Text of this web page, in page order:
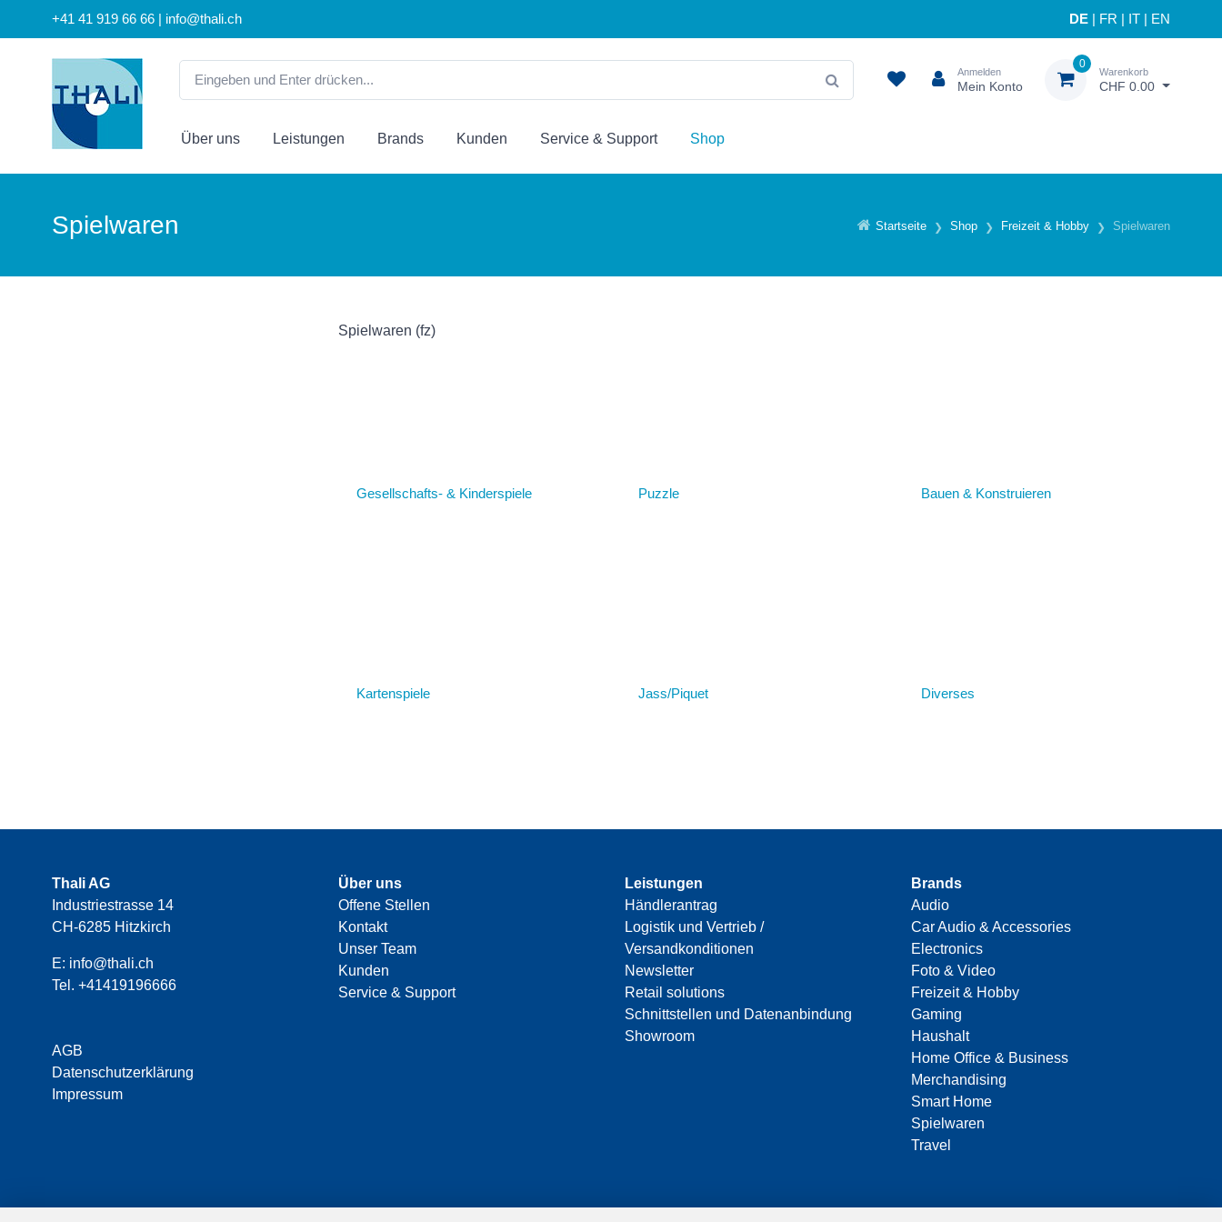
+41 41 919 66 66 | info@thali.ch DE FR IT EN
Anmelden
Mein Konto
0
Warenkorb
CHF 0.00
Über uns Leistungen Brands Kunden Service & Support Shop
Startseite Shop Freizeit & Hobby Spielwaren
Spielwaren
Spielwaren (fz)
Gesellschafts- & Kinderspiele Puzzle Bauen & Konstruieren
Kartenspiele Jass/Piquet Diverses
Thali AG
Industriestrasse 14
CH-6285 Hitzkirch
E: info@thali.ch
Tel. +41419196666
AGB
Datenschutzerklärung
Impressum
Über uns
Offene Stellen
Kontakt
Unser Team
Kunden
Service & Support
Leistungen
Händlerantrag
Logistik und Vertrieb /
Versandkonditionen
Newsletter
Retail solutions
Schnittstellen und Datenanbindung
Showroom
Brands
Audio
Car Audio & Accessories
Electronics
Foto & Video
Freizeit & Hobby
Gaming
Haushalt
Home Office & Business
Merchandising
Smart Home
Spielwaren
Travel